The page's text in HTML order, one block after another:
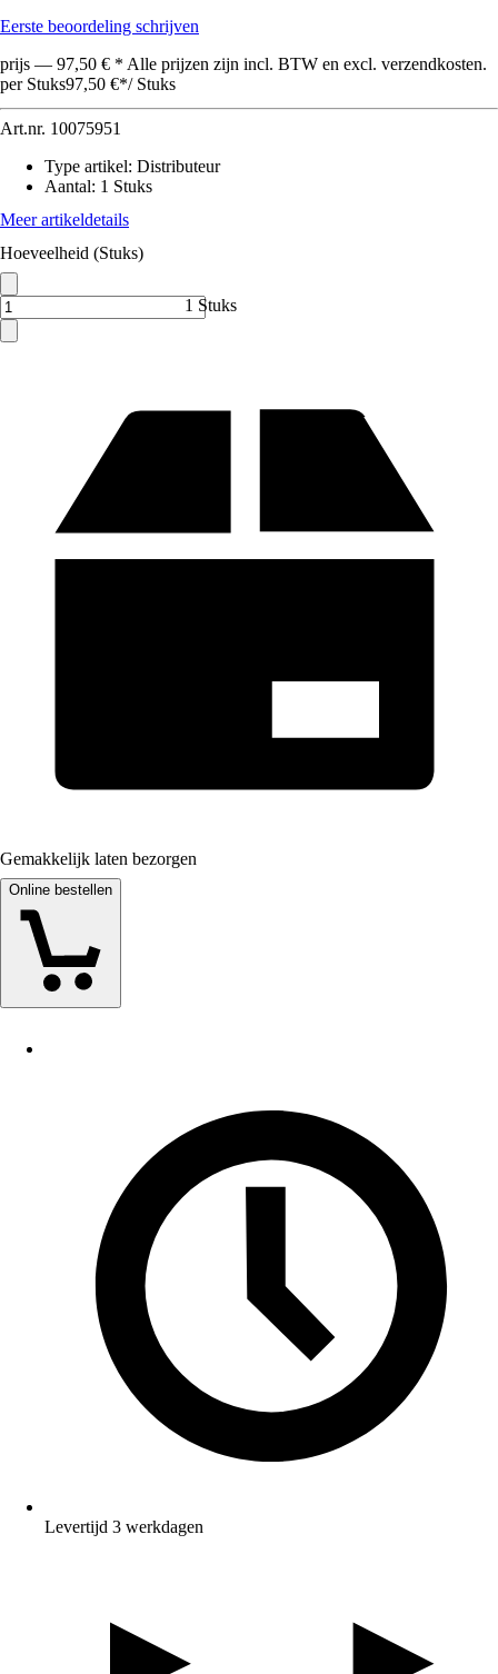
Eerste beoordeling schrijven
prijs — 97,50 € * Alle prijzen zijn incl. BTW en excl. verzendkosten.
per Stuks97,50 €*/ Stuks
Art.nr. 10075951
Type artikel: Distributeur
Aantal: 1 Stuks
Meer artikeldetails
Hoeveelheid (Stuks)
1 Stuks
Gemakkelijk laten bezorgen
Online bestellen
Levertijd 3 werkdagen